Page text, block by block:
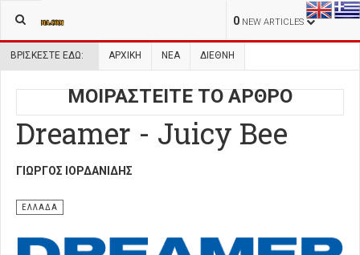
0 NEW ARTICLES
ΒΡΊΣΚΕΣΤΕ ΕΔΏ: ΑΡΧΙΚΉ ΝΕΑ ΔΙΕΘΝΗ
ΜΟΙΡΑΣΤΕΙΤΕ ΤΟ ΑΡΘΡΟ
Dreamer - Juicy Bee
ΓΙΏΡΓΟΣ ΙΟΡΔΑΝΊΔΗΣ
ΕΛΛΑΔΑ